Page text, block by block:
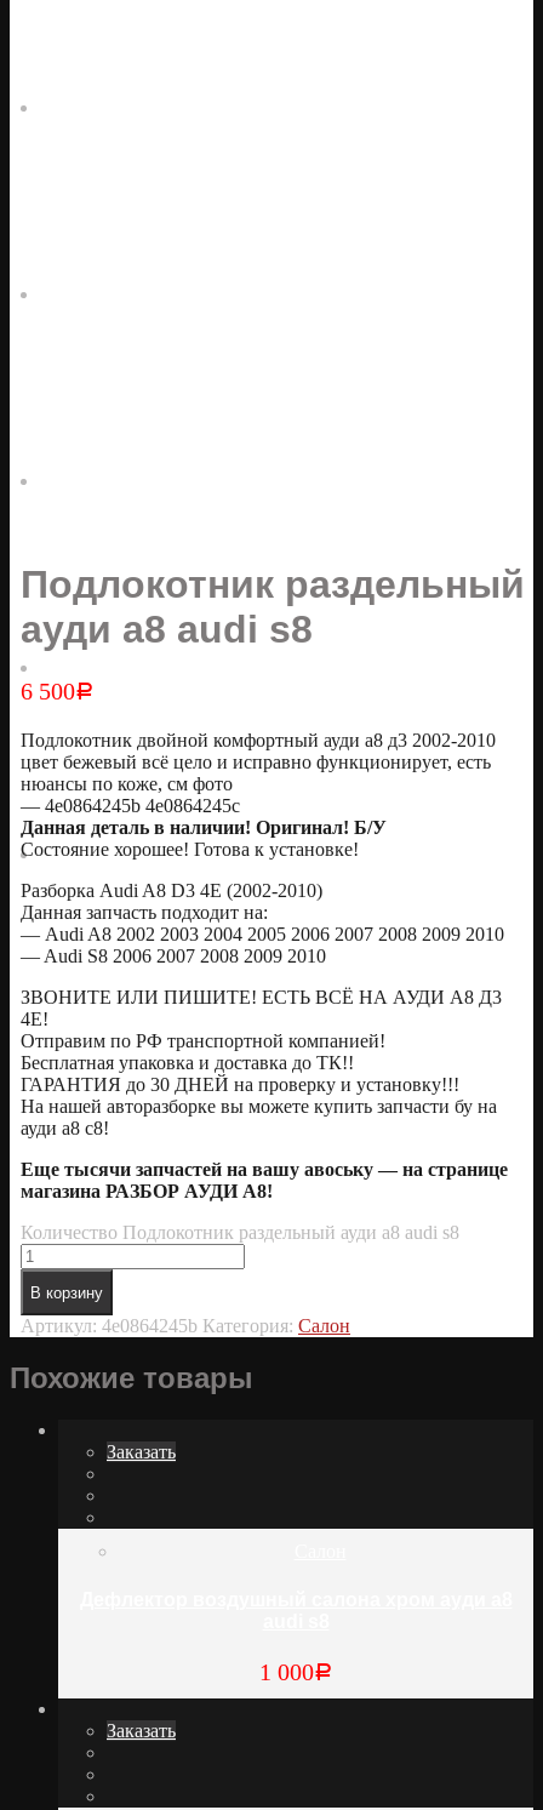
Подлокотник раздельный
ауди а8 audi s8
6 500Р
Подлокотник двойной комфортный ауди а8 д3 2002-2010
цвет бежевый всё цело и исправно функционирует, есть
нюансы по коже, см фото
— 4e0864245b 4e0864245c
Данная деталь в наличии! Оригинал! Б/У
Состояние хорошее! Готова к установке!
Разборка Audi A8 D3 4E (2002-2010)
Данная запчасть подходит на:
— Audi A8 2002 2003 2004 2005 2006 2007 2008 2009 2010
— Audi S8 2006 2007 2008 2009 2010
ЗВОНИТЕ ИЛИ ПИШИТЕ! ЕСТЬ ВСЁ НА АУДИ А8 Д3
4Е!
Отправим по РФ транспортной компанией!
Бесплатная упаковка и доставка до ТК!!
ГАРАНТИЯ до 30 ДНЕЙ на проверку и установку!!!
На нашей авторазборке вы можете купить запчасти бу на
ауди а8 с8!
Еще тысячи запчастей на вашу авоську — на странице
магазина РАЗБОР АУДИ А8!
Количество Подлокотник раздельный ауди а8 audi s8
В корзину
Артикул: 4e0864245b Категория: Салон
Похожие товары
Заказать
1 000Р
Заказать